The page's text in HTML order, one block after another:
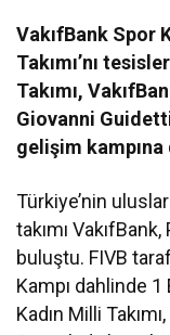
VakıfBank Spor
Takımı’nı
Takımı,
Giovanni
gelişim
Türkiye’nin
takımı
buluştu. FIVB
Kampı dahlinde 1
Kadın Milli